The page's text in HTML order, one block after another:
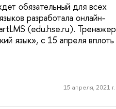
обязательный для всех
разработала онлайн-
(edu.hse.ru). Тренажер
язык», с 15 апреля вплоть
15 апреля, 2021 г.